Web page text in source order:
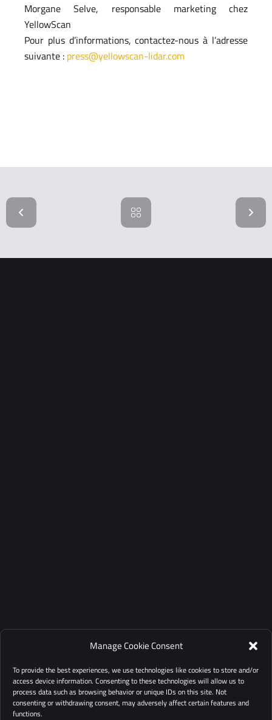
Manage Cookie Consent
To provide the best experiences, we use technologies like cookies to store and/or
access device information. Consenting to these technologies will allow us to
process data such as browsing behavior or unique IDs on this site. Not
consenting or withdrawing consent, may adversely affect certain features and
functions.
Morgane Selve, responsable marketing chez
YellowScan
Pour plus d’informations, contactez-nous à l’adresse
suivante : press@yellowscan-lidar.com